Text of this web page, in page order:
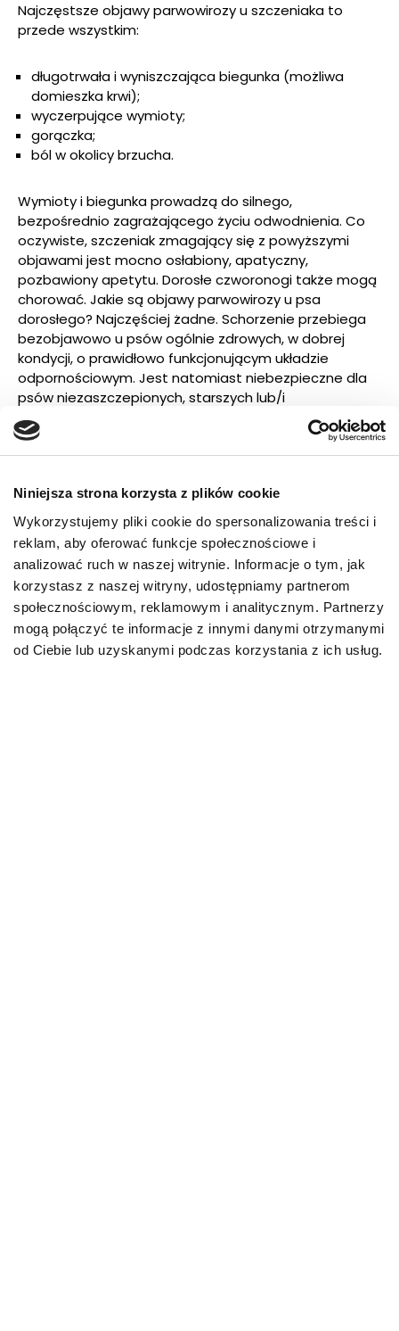
Niniejsza strona korzysta z plików cookie
Wykorzystujemy pliki cookie do spersonalizowania treści i
reklam, aby oferować funkcje społecznościowe i
analizować ruch w naszej witrynie. Informacje o tym, jak
korzystasz z naszej witryny, udostępniamy partnerom
społecznościowym, reklamowym i analitycznym. Partnerzy
mogą połączyć te informacje z innymi danymi otrzymanymi
od Ciebie lub uzyskanymi podczas korzystania z ich usług.
Najczęstsze objawy parwowirozy u szczeniaka to
przede wszystkim:
długotrwała i wyniszczająca biegunka (możliwa
domieszka krwi);
wyczerpujące wymioty;
gorączka;
ból w okolicy brzucha.
Wymioty i biegunka prowadzą do silnego,
bezpośrednio zagrażającego życiu odwodnienia. Co
oczywiste, szczeniak zmagający się z powyższymi
objawami jest mocno osłabiony, apatyczny,
pozbawiony apetytu. Dorosłe czworonogi także mogą
chorować. Jakie są objawy parwowirozy u psa
dorosłego? Najczęściej żadne. Schorzenie przebiega
bezobjawowo u psów ogólnie zdrowych, w dobrej
kondycji, o prawidłowo funkcjonującym układzie
odpornościowym. Jest natomiast niebezpieczne dla
psów niezaszczepionych, starszych lub/i
schorowanych.
Parwowiroza u psa – droga
zakażenia
Wysoce zaraźliwy wirus parwowirozy jest obecny
zarówno w ślinie, wymiotach i odchodach chorego
zwierzęcia. Szczeniak może zarazić się przez
bezpośredni kontakt z innym psem (nie tylko chorym,
ale będącym bezobjawowym nosicielem) i jego
wydzielinami.